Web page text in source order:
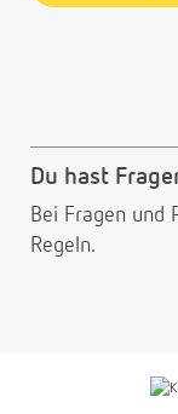
Du hast
Bei Fragen und
Regeln.